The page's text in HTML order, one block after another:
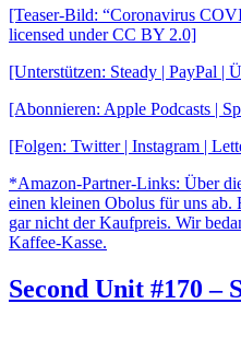
[Teaser-Bild: “Coronavirus
licensed under CC BY 2.0]
[Unterstützen: Steady | PayPal |
[Abonnieren: Apple Podcasts |
[Folgen: Twitter | Instagram |
*Amazon-Partner-Links: Über
einen kleinen Obolus für uns ab.
gar nicht der Kaufpreis. Wir
Kaffee-Kasse.
Second Unit #170 –